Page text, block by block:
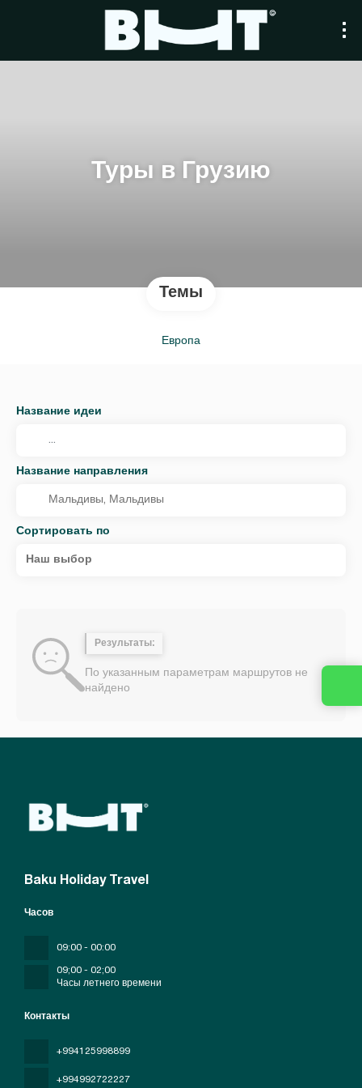
Туры в Грузию
Темы
Европа
Название идеи
Название направления
Сортировать по
Наш выбор
Результаты:
По указанным параметрам маршрутов не
найдено
Baku Holiday Travel
Контакты
+994125998899
+994992722227
Часов
09:00 - 00:00
09;00 - 02;00
Часы летнего времени